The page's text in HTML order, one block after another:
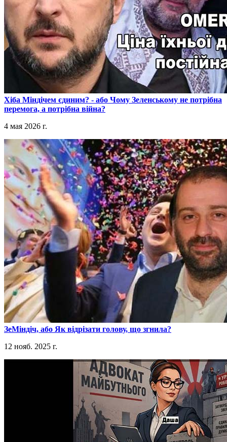
​Хіба Міндічем єдиним? - або Чому Зеленському не потрібна
перемога, а потрібна війна?
4 мая 2026 г.
​ЗеМіндіч, або Як відрізати голову, що згнила?
12 нояб. 2025 г.